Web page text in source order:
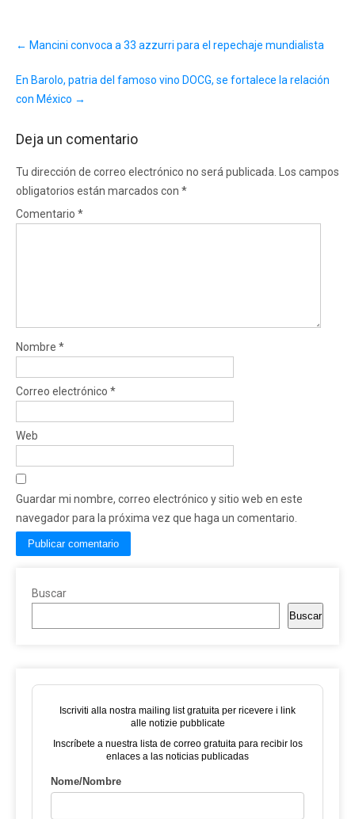
navigation
← Mancini convoca a 33 azzurri para el repechaje mundialista
En Barolo, patria del famoso vino DOCG, se fortalece la relación
con México →
Deja un comentario
Tu dirección de correo electrónico no será publicada.
Los campos
obligatorios están marcados con *
Comentario *
Nombre *
Correo electrónico *
Web
Guardar mi nombre, correo electrónico y sitio web en este
navegador para la próxima vez que haga un comentario.
Buscar
Buscar
Iscriviti alla nostra mailing list gratuita per ricevere i link
alle notizie pubblicate
Inscríbete a nuestra lista de correo gratuita para recibir los
enlaces a las noticias publicadas
Nome/Nombre